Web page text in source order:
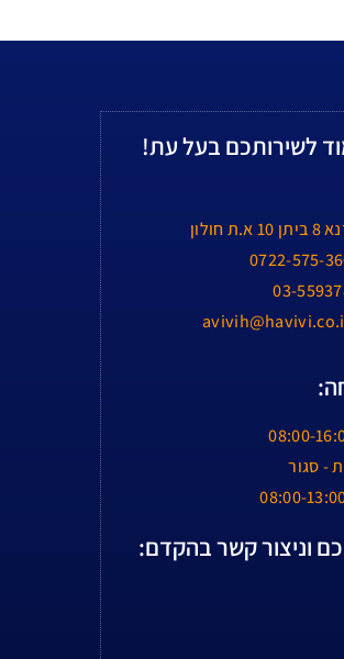
לשירותכם בעל עת!
חולון
- סגור
וניצור קשר בהקדם: